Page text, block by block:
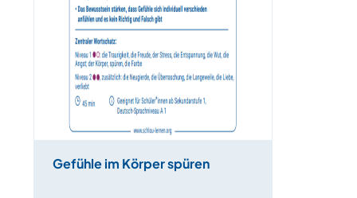
Gefühle im Körper spüren